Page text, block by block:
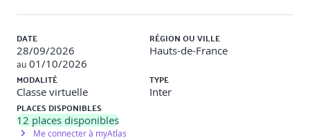
DATE
28/09/2026
au 01/10/2026
RÉGION OU VILLE
Hauts-de-France
MODALITÉ
Classe virtuelle
TYPE
Inter
PLACES DISPONIBLES
12 places disponibles
Me connecter à myAtlas